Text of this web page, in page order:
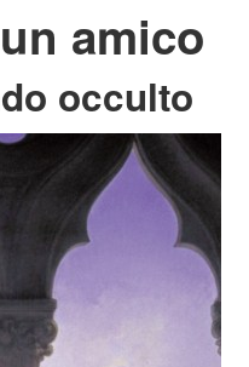
amico
occulto